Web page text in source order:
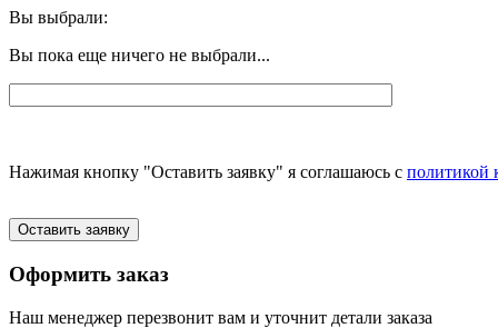
Вы выбрали:
Вы пока еще ничего не выбрали...
Нажимая кнопку "Оставить заявку" я соглашаюсь с политикой
Оставить заявку
Оформить заказ
Наш менеджер перезвонит вам и уточнит детали заказа